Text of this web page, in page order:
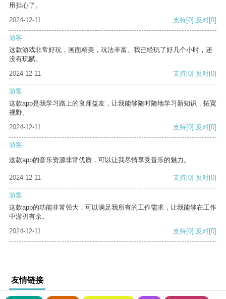
用担心了。
2024-12-11
支持[0] 反对[0]
游客
这款游戏非常好玩，画面精美，玩法丰富。我已经玩了好几个小时，还
没有玩腻。
2024-12-11
支持[0] 反对[0]
游客
这款app是我学习路上的良师益友，让我能够随时随地学习新知识，拓宽
视野。
2024-12-11
支持[0] 反对[0]
游客
这款app的音乐资源非常优质，可以让我尽情享受音乐的魅力。
2024-12-11 支持[0] 反对[0]
游客
这款app的功能非常强大，可以满足我所有的工作需求，让我能够在工作
中游刃有余。
2024-12-11
支持[0] 反对[0]
友情链接